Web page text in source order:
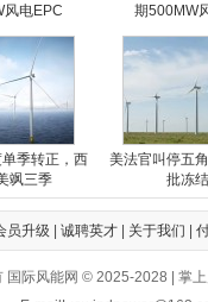
风电EPC
期500MW
季转正，西
飒三季
美法官叫停五
批冻
员升级 诚聘英才| 关于我们
国际风能网 © 2025-2028 | 掌